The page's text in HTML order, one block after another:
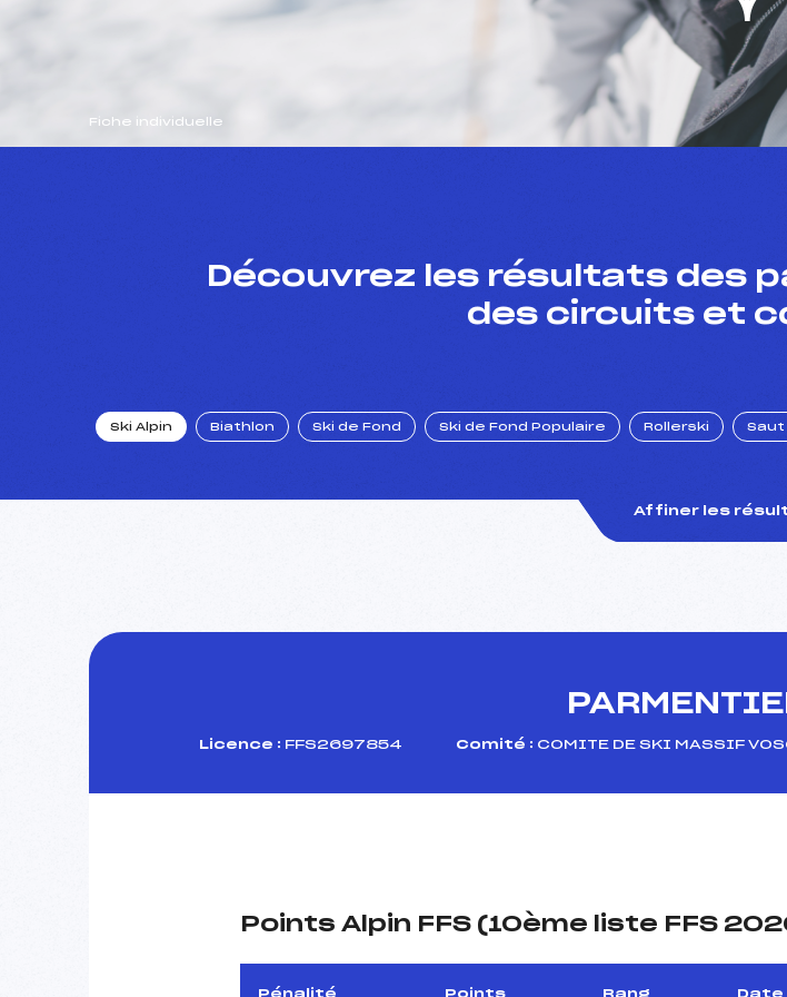
Fiche individuelle
Découvrez les résultats des
des circuits et
Ski Alpin Biathlon Ski de Fond Ski de Fond Populaire Rollerski Saut
Affiner les
Licence : FFS2697854 Comité : COMITE DE SKI MASSIF
Points Alpin FFS (10ème liste FFS
Pénalité Points Rang Date